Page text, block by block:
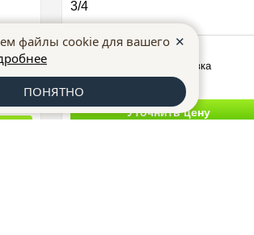
3/4
Производство:
США
Вальцовка
Уточнить цену
файлы cookie для вашего ✕
ПОНЯТНО